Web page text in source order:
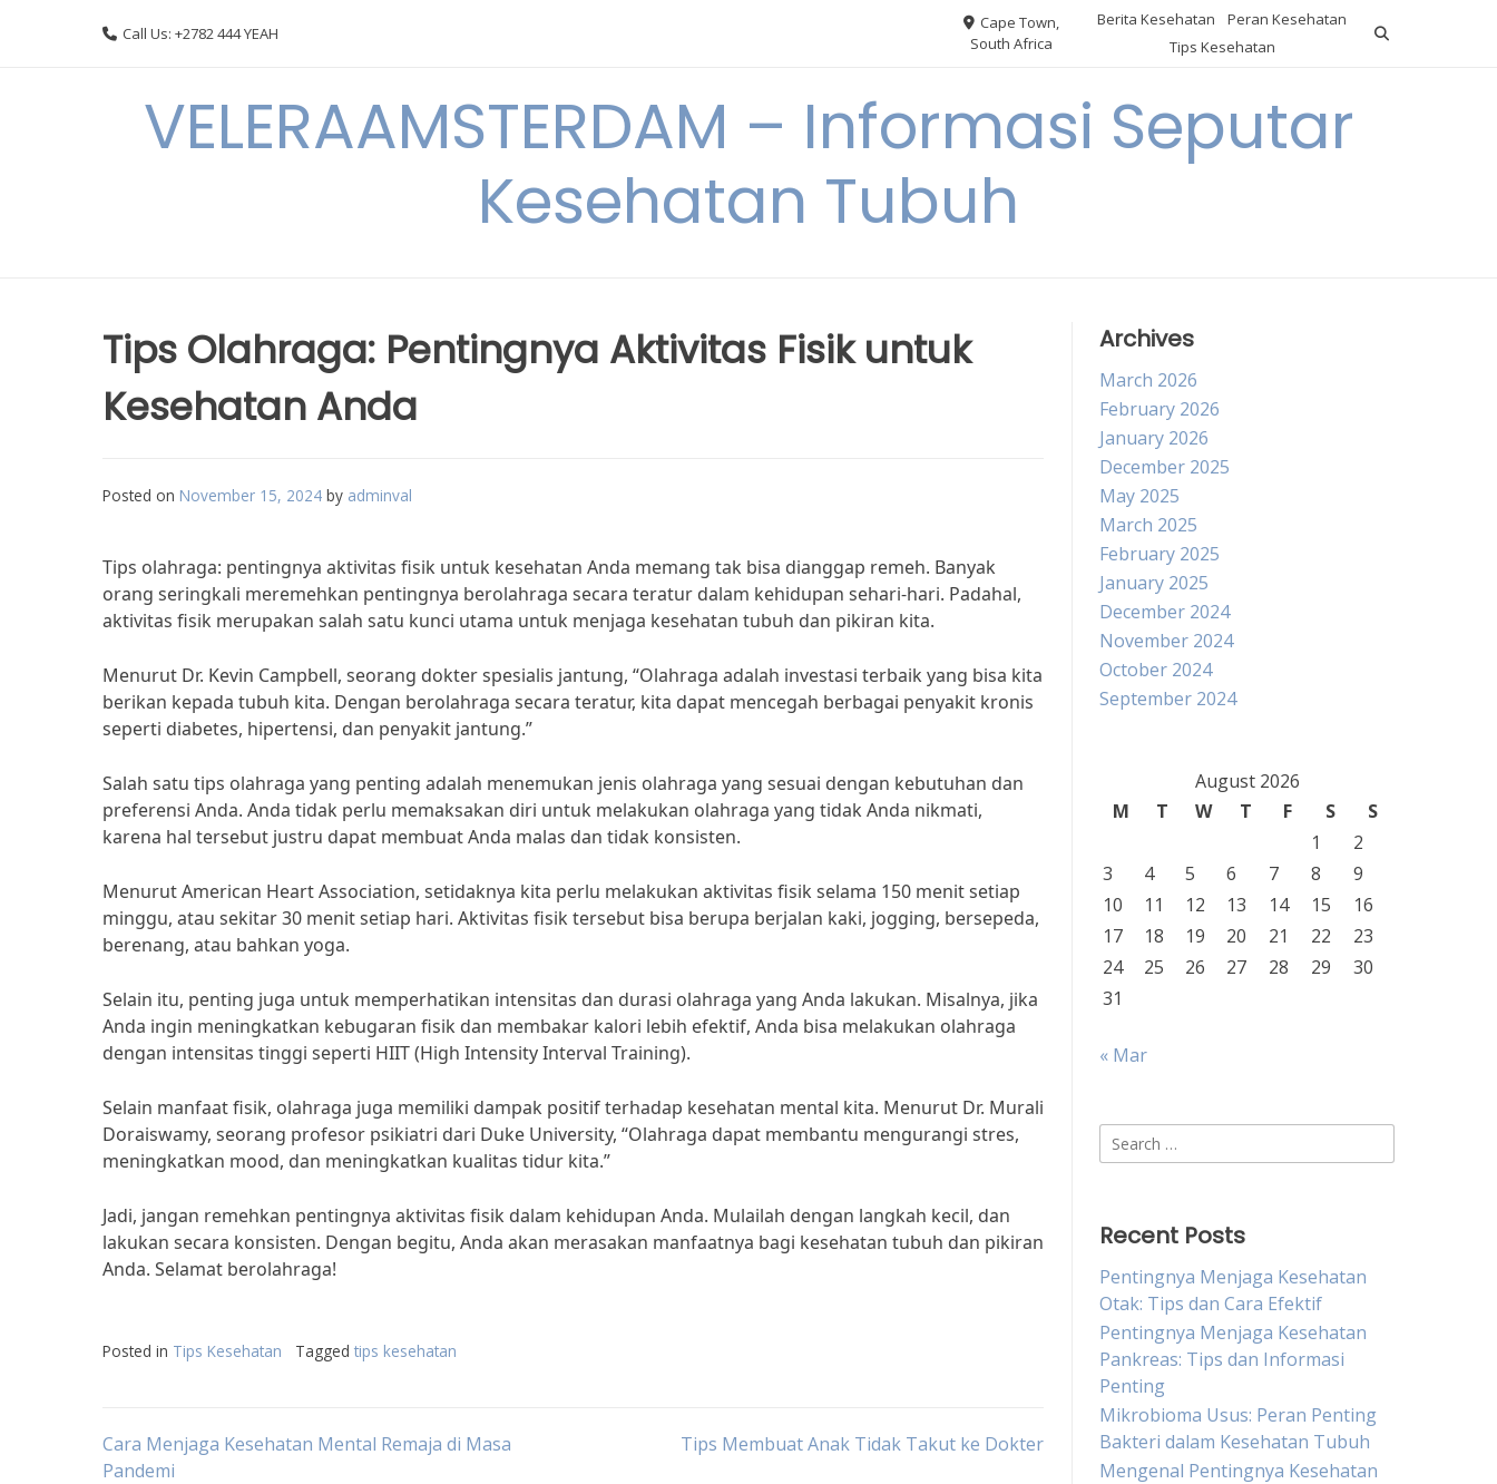
Call Us: +2782 444 YEAH
Cape Town,
South Africa
Berita Kesehatan
Peran Kesehatan
Tips Kesehatan
VELERAAMSTERDAM – Informasi Seputar
Kesehatan Tubuh
Tips Olahraga: Pentingnya Aktivitas Fisik untuk
Kesehatan Anda
Posted on November 15, 2024 by adminval
Tips olahraga: pentingnya aktivitas fisik untuk kesehatan Anda memang tak bisa dianggap remeh. Banyak
orang seringkali meremehkan pentingnya berolahraga secara teratur dalam kehidupan sehari-hari. Padahal,
aktivitas fisik merupakan salah satu kunci utama untuk menjaga kesehatan tubuh dan pikiran kita.
Menurut Dr. Kevin Campbell, seorang dokter spesialis jantung, “Olahraga adalah investasi terbaik yang bisa kita
berikan kepada tubuh kita. Dengan berolahraga secara teratur, kita dapat mencegah berbagai penyakit kronis
seperti diabetes, hipertensi, dan penyakit jantung.”
Salah satu tips olahraga yang penting adalah menemukan jenis olahraga yang sesuai dengan kebutuhan dan
preferensi Anda. Anda tidak perlu memaksakan diri untuk melakukan olahraga yang tidak Anda nikmati,
karena hal tersebut justru dapat membuat Anda malas dan tidak konsisten.
Menurut American Heart Association, setidaknya kita perlu melakukan aktivitas fisik selama 150 menit setiap
minggu, atau sekitar 30 menit setiap hari. Aktivitas fisik tersebut bisa berupa berjalan kaki, jogging, bersepeda,
berenang, atau bahkan yoga.
Selain itu, penting juga untuk memperhatikan intensitas dan durasi olahraga yang Anda lakukan. Misalnya, jika
Anda ingin meningkatkan kebugaran fisik dan membakar kalori lebih efektif, Anda bisa melakukan olahraga
dengan intensitas tinggi seperti HIIT (High Intensity Interval Training).
Selain manfaat fisik, olahraga juga memiliki dampak positif terhadap kesehatan mental kita. Menurut Dr. Murali
Doraiswamy, seorang profesor psikiatri dari Duke University, “Olahraga dapat membantu mengurangi stres,
meningkatkan mood, dan meningkatkan kualitas tidur kita.”
Jadi, jangan remehkan pentingnya aktivitas fisik dalam kehidupan Anda. Mulailah dengan langkah kecil, dan
lakukan secara konsisten. Dengan begitu, Anda akan merasakan manfaatnya bagi kesehatan tubuh dan pikiran
Anda. Selamat berolahraga!
Posted in Tips Kesehatan Tagged tips kesehatan
Post
Cara Menjaga Kesehatan Mental Remaja di Masa
Pandemi
Tips Membuat Anak Tidak Takut ke Dokter
Archives
March 2026
February 2026
January 2026
December 2025
May 2025
March 2025
February 2025
January 2025
December 2024
November 2024
October 2024
September 2024
August 2026
M
T W T F S
S
1
2
3
4 5 6 7 8
9
10
11 12 13 14 15
16
17
18 19 20 21 22
23
24
25 26 27 28 29
30
31
« Mar
Search
for:
Recent Posts
Pentingnya Menjaga Kesehatan
Otak: Tips dan Cara Efektif
Pentingnya Menjaga Kesehatan
Pankreas: Tips dan Informasi
Penting
Mikrobioma Usus: Peran Penting
Bakteri dalam Kesehatan Tubuh
Mengenal Pentingnya Kesehatan